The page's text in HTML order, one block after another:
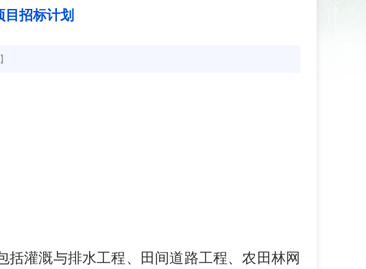
招标计划
灌溉与排水工程、田间道路工程、农田林网